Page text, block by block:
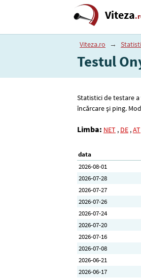
Viteza
Viteza.ro →
Testul
Statistici de testare
încărcare și ping.
Limba: NET , DE ,AT
data
2026-08-01
2026-07-28
2026-07-27
2026-07-26
2026-07-24
2026-07-20
2026-07-16
2026-07-08
2026-06-21
2026-06-17